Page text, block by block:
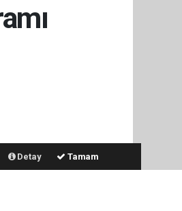
Detay Tamam